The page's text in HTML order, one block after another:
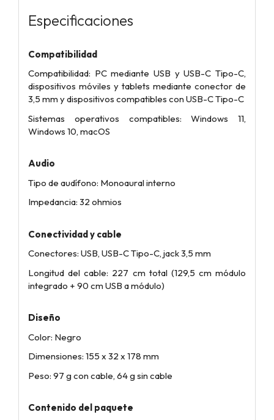
Especificaciones
Compatibilidad
Compatibilidad: PC mediante USB y USB-C Tipo-C,
dispositivos móviles y tablets mediante conector de
3,5 mm y dispositivos compatibles con USB-C Tipo-C
Sistemas operativos compatibles: Windows 11,
Windows 10, macOS
Audio
Tipo de audífono: Monoaural interno
Impedancia: 32 ohmios
Conectividad y cable
Conectores: USB, USB-C Tipo-C, jack 3,5 mm
Longitud del cable: 227 cm total (129,5 cm módulo
integrado + 90 cm USB a módulo)
Diseño
Color: Negro
Dimensiones: 155 x 32 x 178 mm
Peso: 97 g con cable, 64 g sin cable
Contenido del paquete